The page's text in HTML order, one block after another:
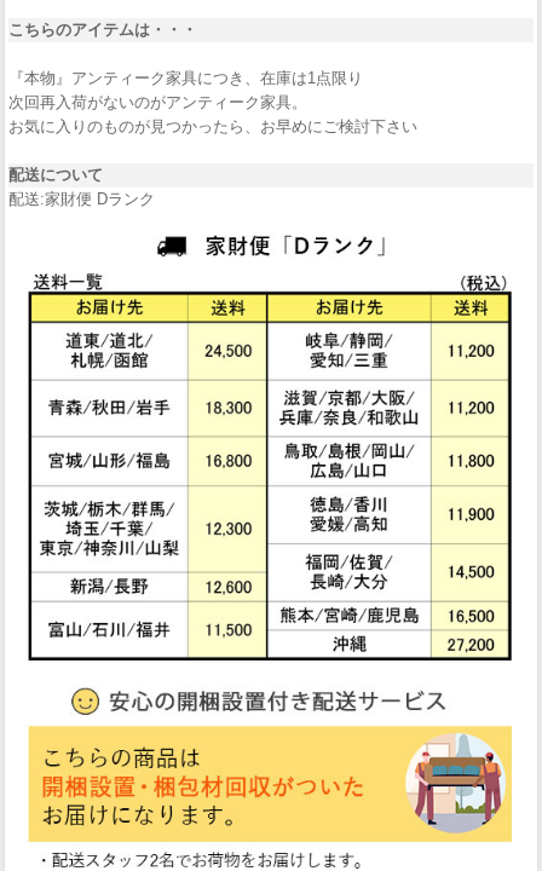
こちらのアイテムは・・・
『本物』アンティーク家具につき、在庫は1点限り
次回再入荷がないのがアンティーク家具。
お気に入りのものが見つかったら、お早めにご検討下さい
配送について
配送:家財便 Dランク